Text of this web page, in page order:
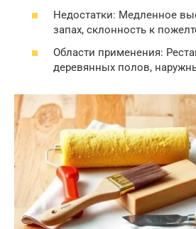
Недостатки: Медленное
запах, склонность к
Области применения:
деревянных полов,